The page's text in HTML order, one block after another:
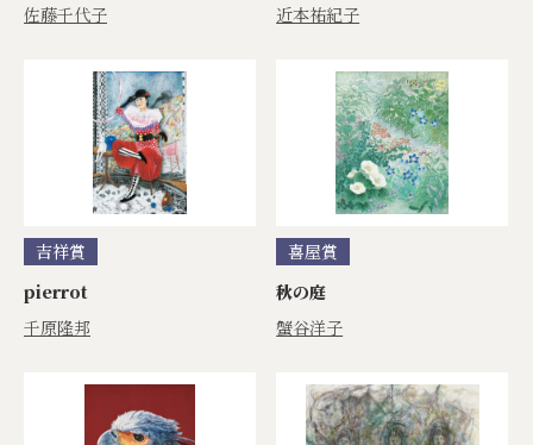
佐藤千代子
近本祐紀子
吉祥賞
pierrot
千原隆邦
喜屋賞
秋の庭
蟹谷洋子